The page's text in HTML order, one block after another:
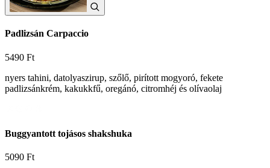
Padlizsán Carpaccio
5490 Ft
nyers tahini, datolyaszirup, szőlő, pirított mogyoró, fekete
padlizsánkrém, kakukkfű, oregánó, citromhéj és olívaolaj
Buggyantott tojásos shakshuka
5090 Ft